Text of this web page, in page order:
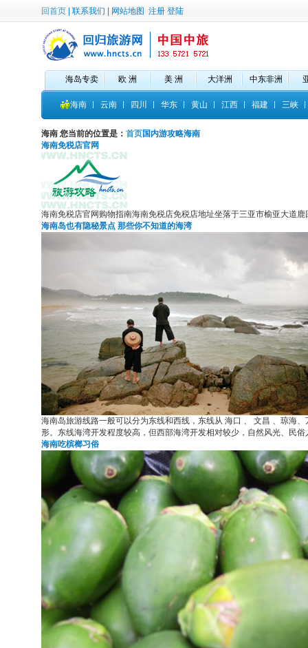
回首页 联系我们 网站地图 注册 登陆
海岛专卖 欧 洲 美 洲 大洋洲 中东非洲
海南 云南 四川 华东 黄山 江西 福建 三峡
海南 您当前的位置是： 首页国内游攻略海南
海南免税店官网
海南免税店官网购物指南海南免税店免税店地址坐落于三亚市榆亚大道
海南岛也有隐秘景点 那些你不知道的海湾
海南岛旅游线路一般可以分为东线和西线，东线从 海口 、 文昌 、琼海
形。东线海湾开发程度较高，但西部海湾开发相对较少，自然风光、民
海南吃槟榔习俗